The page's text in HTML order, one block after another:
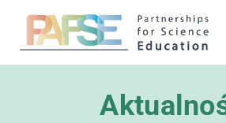
Skip
content